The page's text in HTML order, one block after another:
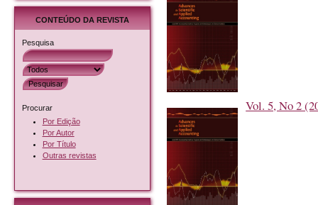
CONTEÚDO DA REVISTA
Pesquisa
Procurar
Por Edição
Por Autor
Por Título
Outras revistas
Vol. 5, No 2